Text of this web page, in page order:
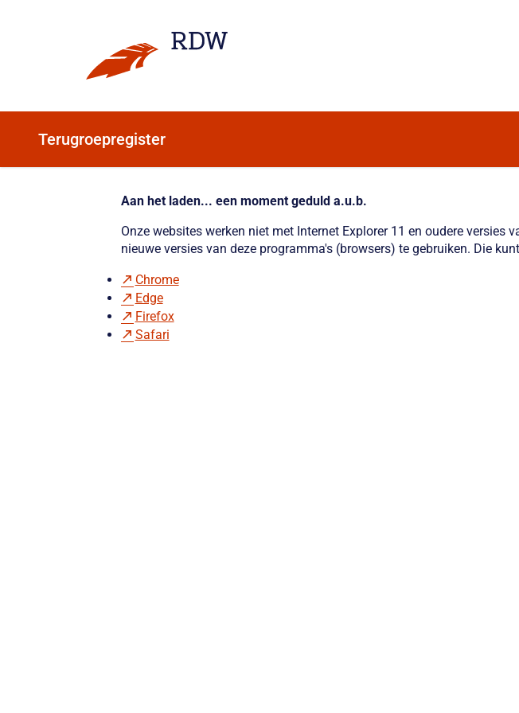
Terugroepregister
Aan het laden... een moment geduld a.u.b.
Onze websites werken niet met Internet Explorer 11 en oudere
nieuwe versies van deze programma's (browsers) te gebruiken. Die
Chrome
Edge
Firefox
Safari